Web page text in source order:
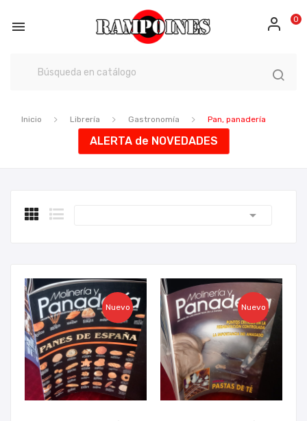
 0
Inicio Librería Gastronomía Pan, panadería
ALERTA de NOVEDADES

Nuevo Nuevo